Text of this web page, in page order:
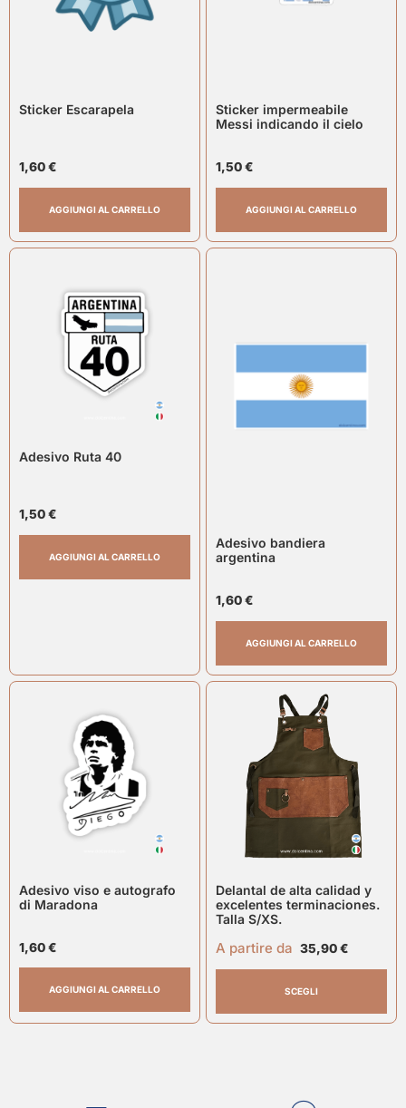
Sticker Escarapela
1,60€
AGGIUNGI AL CARRELLO
Sticker impermeabile
Messi indicando il cielo
1,50€
AGGIUNGI AL CARRELLO
Adesivo Ruta 40
1,50€
AGGIUNGI AL CARRELLO
Adesivo bandiera
argentina
1,60€
AGGIUNGI AL CARRELLO
Adesivo viso e autografo
di Maradona
1,60€
AGGIUNGI AL CARRELLO
Delantal de alta calidad y
excelentes terminaciones.
Talla S/XS.
A partire da 35,90€
SCEGLI